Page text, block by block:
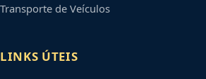
Transporte de Veículos
LINKS ÚTEIS